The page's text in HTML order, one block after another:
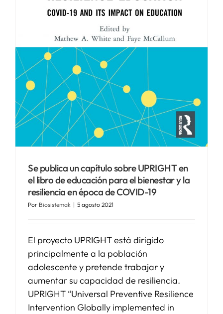
Se publica un capítulo sobre UPRIGHT en
el libro de educación para el bienestar y la
resiliencia en época de COVID-19
Por Biosistemak | 5 agosto 2021
El proyecto UPRIGHT está dirigido
principalmente a la población
adolescente y pretende trabajar y
aumentar su capacidad de resiliencia.
UPRIGHT “Universal Preventive Resilience
Intervention Globally implemented in